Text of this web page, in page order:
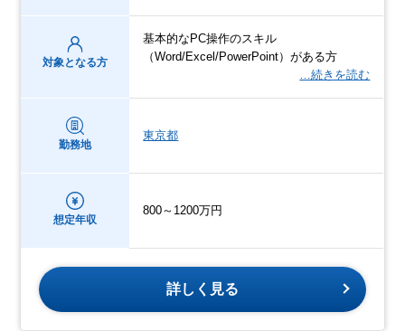
対象となる方
基本的なPC操作のスキル
（Word/Excel/PowerPoint）がある方
…続きを読む
勤務地
東京都
想定年収
800～1200万円
詳しく見る